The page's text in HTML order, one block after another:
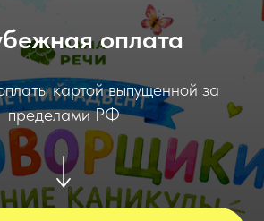
оплата
картой выпущенной за
пределами РФ